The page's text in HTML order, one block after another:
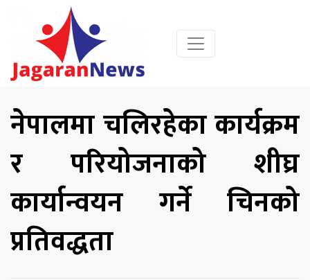
नेपालमा चलिरहेका कार्यक्रम
र परियोजनाको शीघ्र
कार्यान्वयन गर्ने चिनको
प्रतिवद्धता